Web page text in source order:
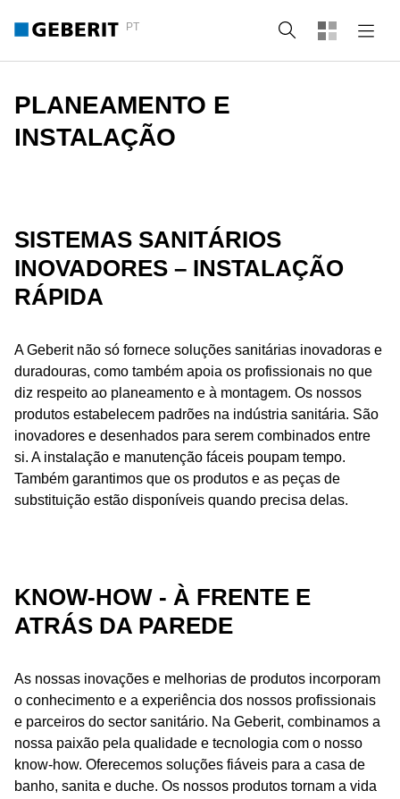
PT Pesquisa
PLANEAMENTO E
INSTALAÇÃO
SISTEMAS SANITÁRIOS
INOVADORES – INSTALAÇÃO
RÁPIDA
A Geberit não só fornece soluções sanitárias inovadoras e
duradouras, como também apoia os profissionais no que
diz respeito ao planeamento e à montagem. Os nossos
produtos estabelecem padrões na indústria sanitária. São
inovadores e desenhados para serem combinados entre
si. A instalação e manutenção fáceis poupam tempo.
Também garantimos que os produtos e as peças de
substituição estão disponíveis quando precisa delas.
KNOW-HOW - À FRENTE E
ATRÁS DA PAREDE
As nossas inovações e melhorias de produtos incorporam
o conhecimento e a experiência dos nossos profissionais
e parceiros do sector sanitário. Na Geberit, combinamos a
nossa paixão pela qualidade e tecnologia com o nosso
know-how. Oferecemos soluções fiáveis para a casa de
banho, sanita e duche. Os nossos produtos tornam a vida